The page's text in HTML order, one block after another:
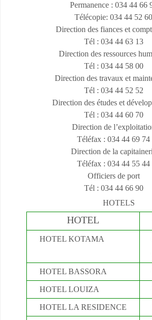
Permanence : 034 44 66
Télécopie: 034 44 52 60
Direction des fiances et
Tél : 034 44 63 13
Direction des ressources
Tél : 034 44 58 00
Direction des travaux et
Tél : 034 44 52 52
Direction des études et
Tél : 034 44 60 70
Direction de
Téléfax : 034 44 69 74
Direction de la
Téléfax : 034 44 55 44
Officiers de port
Tél : 034 44 66 90
HOTELS
HOTEL
HOTEL KOTAMA
HOTEL BASSORA
HOTEL LOUIZA
HOTEL LA RESIDENCE